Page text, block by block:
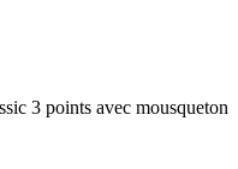
3 points avec mousqueton